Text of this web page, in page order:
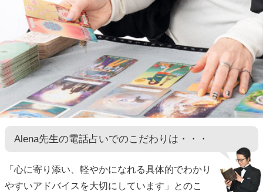
Alena先生の電話占いでのこだわりは・・・
「心に寄り添い、軽やかになれる具体的でわかり
やすいアドバイスを大切にしています」とのこ